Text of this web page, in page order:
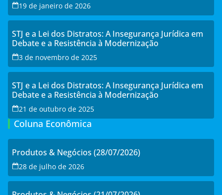
19 de janeiro de 2026
STJ e a Lei dos Distratos: A Insegurança Jurídica em
Debate e a Resistência à Modernização
3 de novembro de 2025
STJ e a Lei dos Distratos: A Insegurança Jurídica em
Debate e a Resistência à Modernização
21 de outubro de 2025
Coluna Econômica
Produtos & Negócios (28/07/2026)
28 de julho de 2026